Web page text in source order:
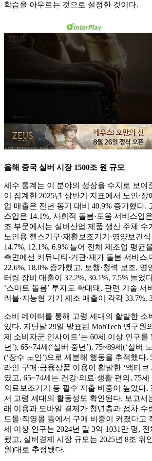
학습을 아우르는 것으로 설정한 것이다.
올해 중국 실버 시장 1500조 원 규모
세수 통계는 이 분야의 성장을 수치로 보여
이 집계한 2025년 상반기 지표에서 노인·
업 매출은 전년 동기 대비 40.9% 증가했다.
스업은 14.1%, 사회적 돌봄·도움 서비스업
조 부문에서는 실버산업 제품 생산 주체 수
노인용 헬스기구·재활보조기기·영양보건
14.7%, 12.1%, 6.9% 늘어 전체 제조업 평균
측면에선 커뮤니티·기관·재가 돌봄 서비스
22.6%, 18.0% 증가했고, 보행·청력 보조, 영
터링 장비 매출이 32.2%, 30.1%, 7.5% 늘었
‘스마트 돌봄’ 투자도 확대돼, 관련 기술 서
러블·지능형 기기 제조 매출이 각각 33.7%,
소비 데이터를 통해 고령 세대의 활발한 소
있다. 지난달 29일 발표된 MobTech 연구원
제 소비자군 인사이트’는 60세 이상 인구를
년’), 65~74세(‘실버 중년’), 75~89세(‘실버
(‘장수 노인’)으로 세분해 행동을 추적했다.
라인 구매·금융상품 이용이 활발한 ‘액티브
였고, 65~74세는 건강·의료·생활 편의, 75세
의료보조기기 등 필수 지출 비중이 높았다.
서 고령 세대의 활동성도 확인된다. 보고서
래 이용과 모바일 결제가 청년층과 점차 수
드몰·직영몰 등에서 구매 비중이 커졌다고
세 이상 인구는 2024년 말 3억 1031만 명, 전
됐고, 실버경제 시장 규모는 2025년 8조 위
원)대로 추정됐다.